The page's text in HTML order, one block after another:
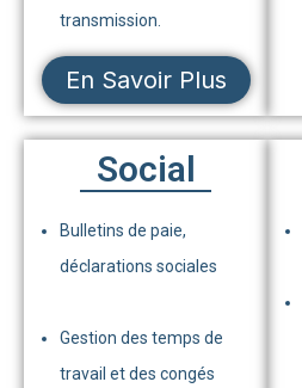
transmission.
En Savoir Plus
Social
Bulletins de paie,
déclarations sociales
Gestion des temps de
travail et des congés